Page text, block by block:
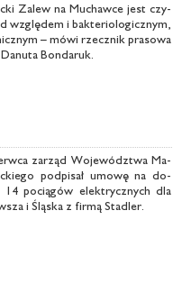
Za­lew na Mu­chaw­ce jest czy­
wzglę­dem i bak­te­rio­lo­gicz­nym,
– mó­wi rzecz­nik pra­so­wa
Da­nu­ta Bon­da­ruk.
za­rząd Wo­je­wódz­twa Ma­
pod­pi­sał umo­wę na do­
14 po­cią­gów elek­trycz­nych dla
Ma­zow­sza i Ślą­ska z fir­mą Sta­dler.